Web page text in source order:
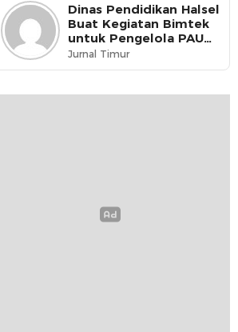
Dinas Pendidikan Halsel
Buat Kegiatan Bimtek
untuk Pengelola PAUD
& PKBM
Jurnal Timur